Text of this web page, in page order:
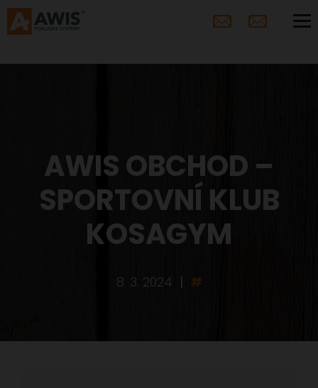
AWIS OBCHOD –
SPORTOVNÍ KLUB
KOSAGYM
8. 3. 2024 | #